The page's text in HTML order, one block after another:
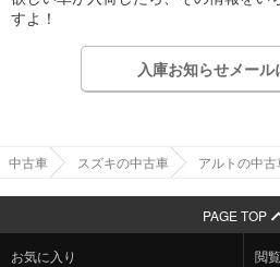
すよ！
入庫お知らせメー
中古車 スズキの中古車 アルトの中古
PAGE TOP
お気に入り 閲